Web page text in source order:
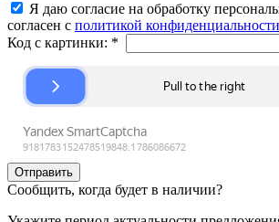
Я даю согласие на обработку
согласен с политикой конфиденциальности
Код с картинки: *
Сообщить, когда будет в наличии?